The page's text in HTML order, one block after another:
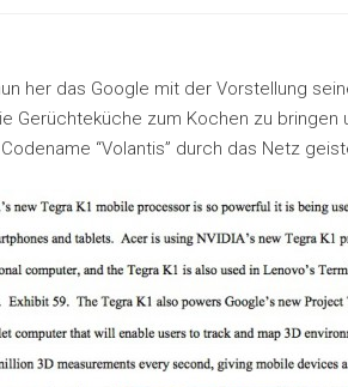
her das Google mit der Vorstellung
Gerüchteküche zum Kochen zu
“Volantis” durch das Netz